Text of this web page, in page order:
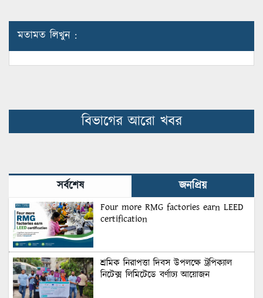
মতামত লিখুন :
বিভাগের আরো খবর
সর্বশেষ জনপ্রিয়
Four more RMG factories earn LEED
certification
শ্রমিক নিরাপত্তা দিবস উপলক্ষে ট্রপিক্যাল
নিটেক্স লিমিটেডে বর্ণাঢ্য আয়োজন